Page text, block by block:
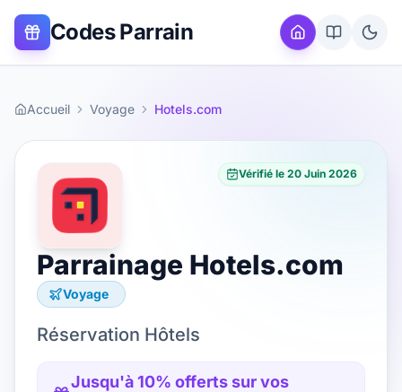
Codes Parrain
Accueil Voyage Hotels.com
Vérifié le 20 Juin 2026
Parrainage Hotels.com
Voyage
Réservation Hôtels
Jusqu'à 10% offerts sur vos